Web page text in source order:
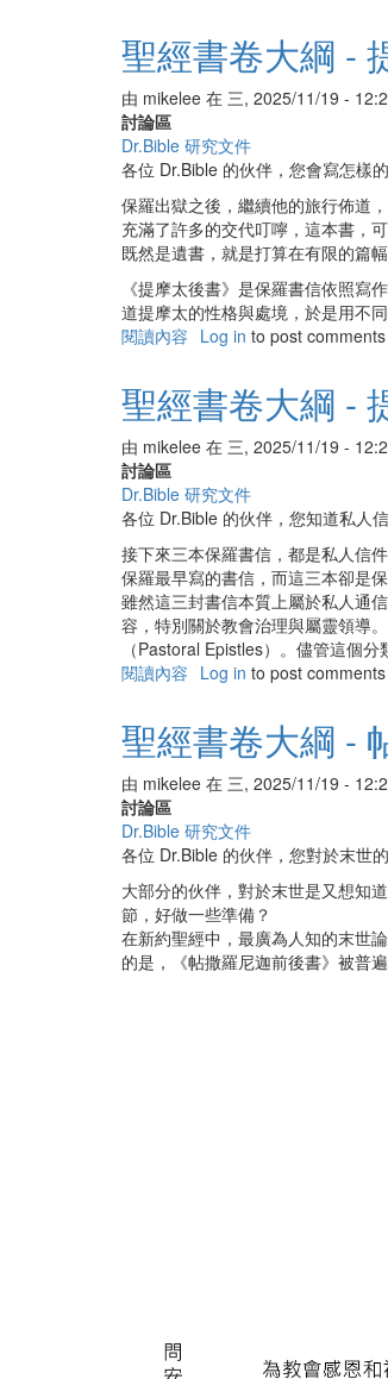
經
卷
綱
-
提
多
書
聖經書卷大綱 -
由 mikelee 在 三, 2025/11/19 -
討論區
Dr.Bible 研究文件
各位 Dr.Bible 的伙伴，您會寫怎樣
保羅出獄之後，繼續他的旅行佈道
充滿了許多的交代叮嚀，這本書，
既然是遺書，就是打算在有限的篇
《提摩太後書》是保羅書信依照寫
道提摩太的性格與處境，於是用不
閱讀內容 有
經
卷
綱
-
提
摩
太
後
書
Log in to post comments
聖經書卷大綱 -
由 mikelee 在 三, 2025/11/19 -
討論區
Dr.Bible 研究文件
各位 Dr.Bible 的伙伴，您知道私人
接下來三本保羅書信，都是私人信
保羅最早寫的書信，而這三本卻是保
雖然這三封書信本質上屬於私人通
容，特別關於教會治理與屬靈領導
（Pastoral Epistles）。儘管這個
閱讀內容 有
經
卷
綱
-
提
摩
太
前
Log in to post comments
聖經書卷大綱 -
由 mikelee 在 三, 2025/11/19 -
討論區
Dr.Bible 研究文件
各位 Dr.Bible 的伙伴，您對於末世
大部分的伙伴，對於末世是又想知
節，好做一些準備？
在新約聖經中，最廣為人知的末世
的是，《帖撒羅尼迦前後書》被普